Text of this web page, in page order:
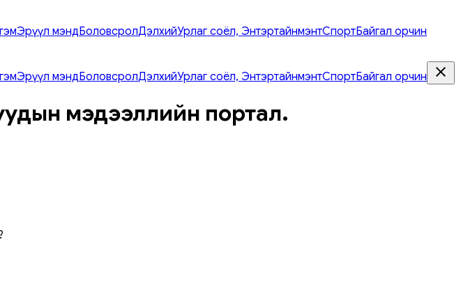
Эрүүл мэндБоловсролДэлхийУрлаг соёл, ЭнтэртайнмэнтСпортБайгал орчин
Эрүүл мэндБоловсролДэлхийУрлаг соёл, ЭнтэртайнмэнтСпортБайгал орчин
мэдээллийн портал.